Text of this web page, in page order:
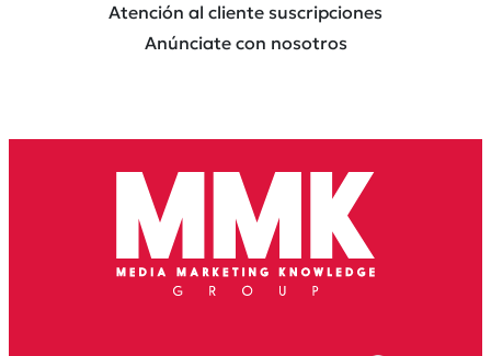
Atención al cliente suscripciones
Anúnciate con nosotros